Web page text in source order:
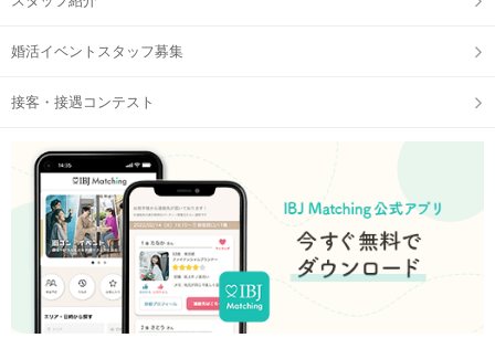
STEP3 【個室8対8】トークタイムスタート
婚活イベントスタッフ募集
接客・接遇コンテスト